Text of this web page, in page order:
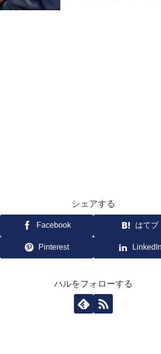
シェアする
Facebook はてブ
Pinterest LinkedIn
ハルをフォローする